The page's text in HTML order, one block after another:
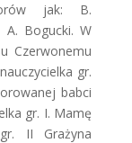
jak: B.
A. Bogucki. W
Czerwonemu
gr.
babci
gr. I. Mamę
II Grażyna